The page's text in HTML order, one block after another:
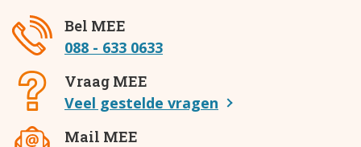
Bel MEE
088 - 633 0633
Vraag MEE
Veel gestelde vragen
Mail MEE